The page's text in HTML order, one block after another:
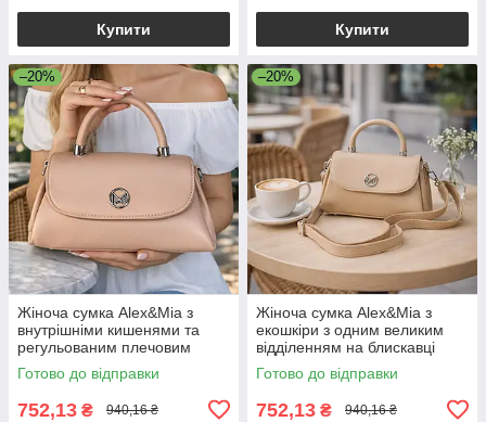
Купити Купити
–20%
Жіноча сумка Alex&Mia з
внутрішніми кишенями та
регульованим плечовим
ременем рожева
Готово до відправки
752,13 ₴ 940,16 ₴
–20%
Жіноча сумка Alex&Mia з
екошкіри з одним великим
відділенням на блискавці
бежева
Готово до відправки
752,13 ₴ 940,16 ₴